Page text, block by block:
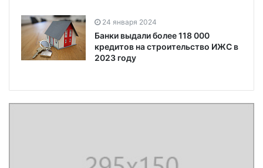
24 января 2024
Банки выдали более 118 000
кредитов на строительство ИЖС в
2023 году